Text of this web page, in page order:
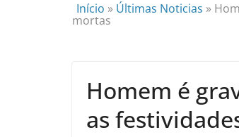
Início » Últimas Noticias »
mortas
Homem é
as